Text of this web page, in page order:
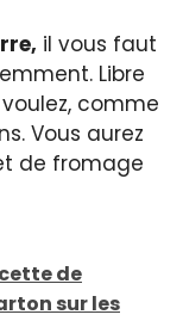
il vous faut
Libre
comme
Vous aurez
de fromage
de
sur les